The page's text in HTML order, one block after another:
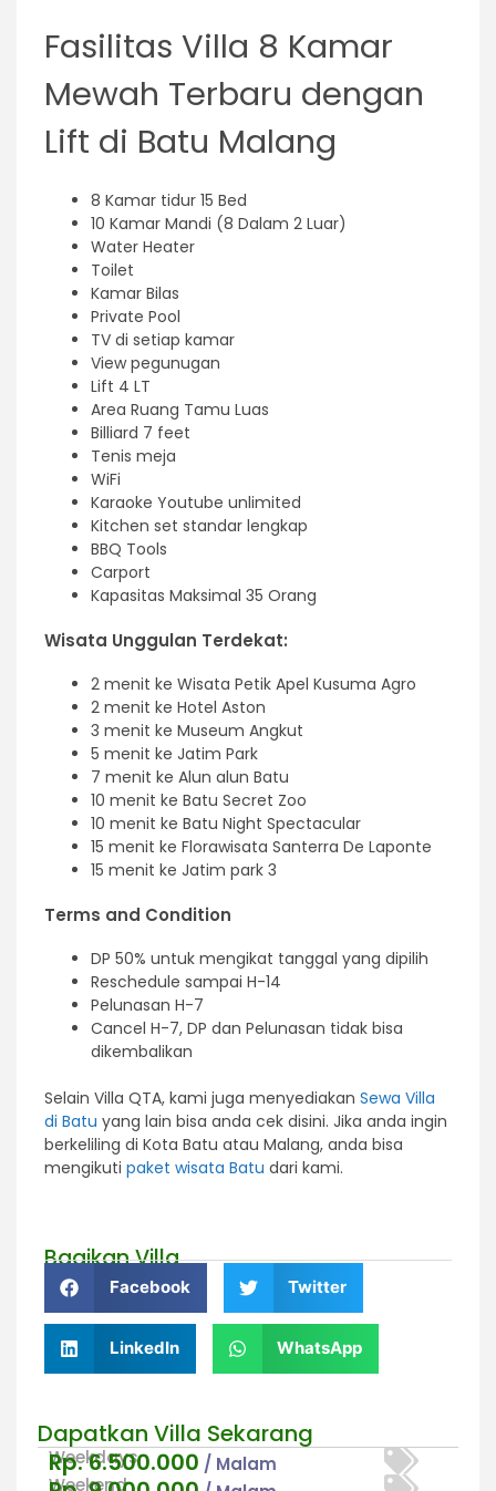
Fasilitas Villa 8 Kamar
Mewah Terbaru dengan
Lift di Batu Malang
8 Kamar tidur 15 Bed
10 Kamar Mandi (8 Dalam 2 Luar)
Water Heater
Toilet
Kamar Bilas
Private Pool
TV di setiap kamar
View pegunugan
Lift 4 LT
Area Ruang Tamu Luas
Billiard 7 feet
Tenis meja
WiFi
Karaoke Youtube unlimited
Kitchen set standar lengkap
BBQ Tools
Carport
Kapasitas Maksimal 35 Orang
Wisata Unggulan Terdekat:
2 menit ke Wisata Petik Apel Kusuma Agro
2 menit ke Hotel Aston
3 menit ke Museum Angkut
5 menit ke Jatim Park
7 menit ke Alun alun Batu
10 menit ke Batu Secret Zoo
10 menit ke Batu Night Spectacular
15 menit ke Florawisata Santerra De Laponte
15 menit ke Jatim park 3
Terms and Condition
DP 50% untuk mengikat tanggal yang dipilih
Reschedule sampai H-14
Pelunasan H-7
Cancel H-7, DP dan Pelunasan tidak bisa
dikembalikan
Selain Villa QTA, kami juga menyediakan Sewa Villa
di Batu yang lain bisa anda cek disini. Jika anda ingin
berkeliling di Kota Batu atau Malang, anda bisa
mengikuti paket wisata Batu dari kami.
Bagikan Villa
Facebook Twitter
LinkedIn WhatsApp
Dapatkan Villa Sekarang
Weekdays
Rp. 6.500.000 / Malam
Weekend